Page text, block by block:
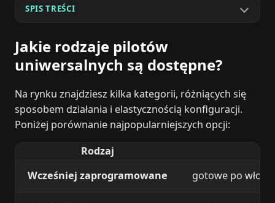
SPIS TREŚCI
Jakie rodzaje pilotów
uniwersalnych są dostępne?
Na rynku znajdziesz kilka kategorii, różniących się
sposobem działania i elastycznością konfiguracji.
Poniżej porównanie najpopularniejszych opcji:
Rodzaj
Wcześniej zaprogramowane
gotowe po